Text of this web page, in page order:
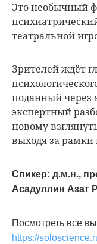
Это необычный
театральной
Зрителей ждёт
поданный через
экспертный
новому
выходя за
Спикер: д.м.н.,
Асадуллин Азат
Посмотреть все
https://soloscience.